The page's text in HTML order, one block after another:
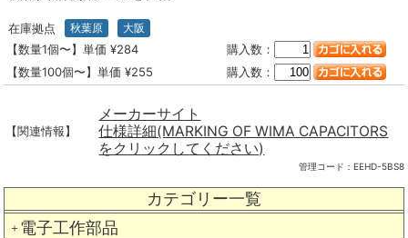
カテゴリー一覧
＋ 電子工作部品
在庫拠点 秋葉原 大阪
【数量1個〜】単価 ¥284
購入数：
【数量100個〜】単価 ¥255
購入数：
【関連情報】
メーカーサイト
仕様詳細(MARKING OF WIMA CAPACITORS
をクリックしてください)
管理コード： EEHD-5BS8